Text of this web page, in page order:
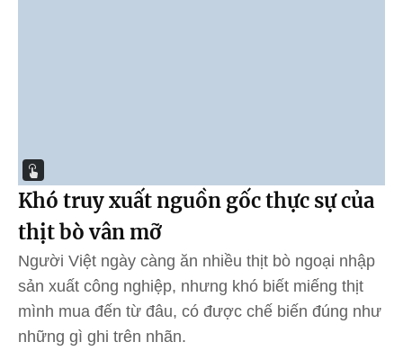
Khó truy xuất nguồn gốc thực sự của
thịt bò vân mỡ
Người Việt ngày càng ăn nhiều thịt bò ngoại nhập
sản xuất công nghiệp, nhưng khó biết miếng thịt
mình mua đến từ đâu, có được chế biến đúng như
những gì ghi trên nhãn.